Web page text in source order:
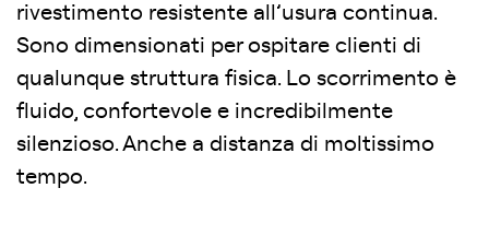
rivestimento resistente all’usura continua.
Sono dimensionati per ospitare clienti di
qualunque struttura fisica. Lo scorrimento è
fluido, confortevole e incredibilmente
silenzioso. Anche a distanza di moltissimo
tempo.